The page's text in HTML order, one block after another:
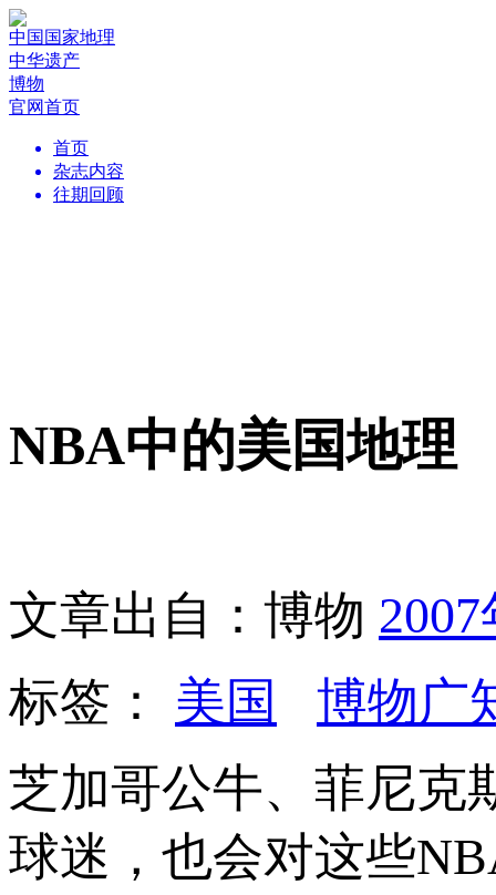
中国国家地理
中华遗产
博物
官网首页
首页
杂志内容
往期回顾
NBA中的美国地理
文章出自：博物
标签： 美国
博物广
芝加哥公牛、菲尼
球迷，也会对这些